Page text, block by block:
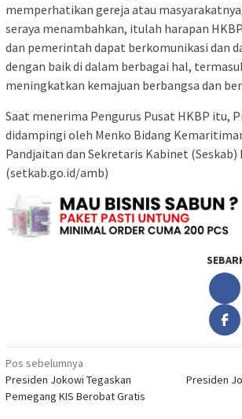
memperhatikan gereja atau
seraya menambahkan, itulah harapan
dan pemerintah dapat berkomunikasi dan
dengan baik di dalam berbagai hal,
meningkatkan kemajuan berbangsa dan
Saat menerima Pengurus Pusat HKBP itu,
didampingi oleh Menko Bidang
Pandjaitan dan Sekretaris Kabinet (Seskab)
(setkab.go.id/amb)
Navigasi
pos
Pos sebelumnya
Presiden Jokowi Tegaskan
Pemegang KIS Berobat Gratis
Presiden